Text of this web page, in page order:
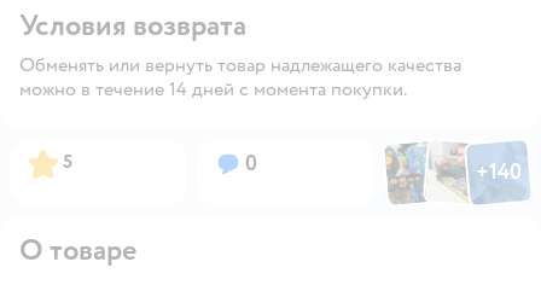
Условия возврата
Обменять или вернуть товар надлежащего качества
можно в течение 14 дней с момента покупки.
Рейтинг:
5 Вопросов:
0 ФотоФотоФото
+140
Открыть
О товаре